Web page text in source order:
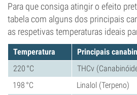
Para que consiga atingir o efeito
tabela com alguns dos principais
as respetivas temperaturas ideais
Temperatura
Principais
220 °C
THCv
198 °C
Linalol (Terpeno)